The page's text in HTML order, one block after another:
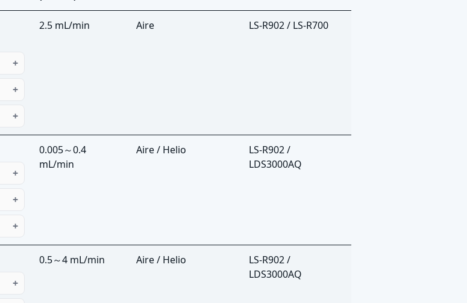
2.5 mL/min Aire LS-R902 / LS-R700
0.005～0.4
mL/min
Aire / Helio
LS-R902 /
LDS3000AQ
0.5～4 mL/min Aire / Helio
LS-R902 /
LDS3000AQ